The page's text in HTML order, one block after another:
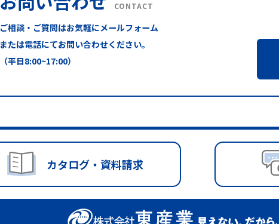
CONTACT
ご相談・ご質問はお気軽にメールフォーム
または電話にてお問い合わせください。
（平日8:00~17:00）
カタログ・資料請求